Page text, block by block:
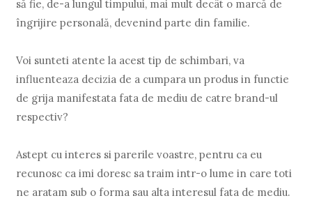
să fie, de-a lungul timpului, mai mult decât o marcă de
îngrijire personală, devenind parte din familie.
Voi sunteti atente la acest tip de schimbari, va
influenteaza decizia de a cumpara un produs in functie
de grija manifestata fata de mediu de catre brand-ul
respectiv?
Astept cu interes si parerile voastre, pentru ca eu
recunosc ca imi doresc sa traim intr-o lume in care toti
ne aratam sub o forma sau alta interesul fata de mediu.